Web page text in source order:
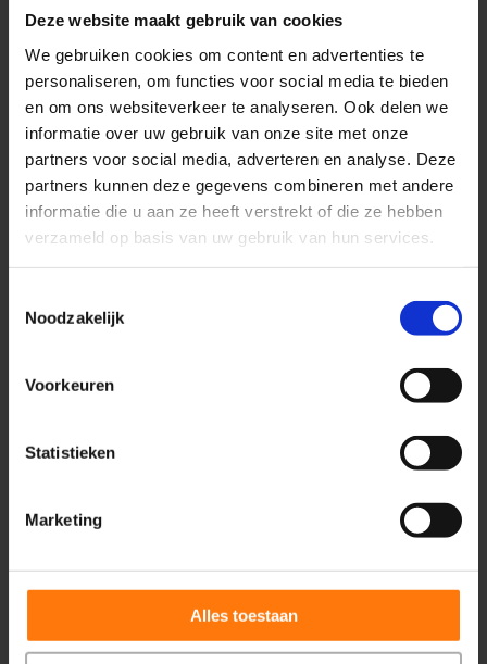
Deze website maakt gebruik van cookies
We gebruiken cookies om content en advertenties te
personaliseren, om functies voor social media te bieden
en om ons websiteverkeer te analyseren. Ook delen we
informatie over uw gebruik van onze site met onze
partners voor social media, adverteren en analyse. Deze
partners kunnen deze gegevens combineren met andere
informatie die u aan ze heeft verstrekt of die ze hebben
verzameld op basis van uw gebruik van hun services.
Noodzakelijk
Voorkeuren
Statistieken
Marketing
Alles toestaan
voor meer informatie:
Manuele therapie
Je voelt een verbetering van de
bewegingsvrijheid en afname van pijn.
Shockwave therapie